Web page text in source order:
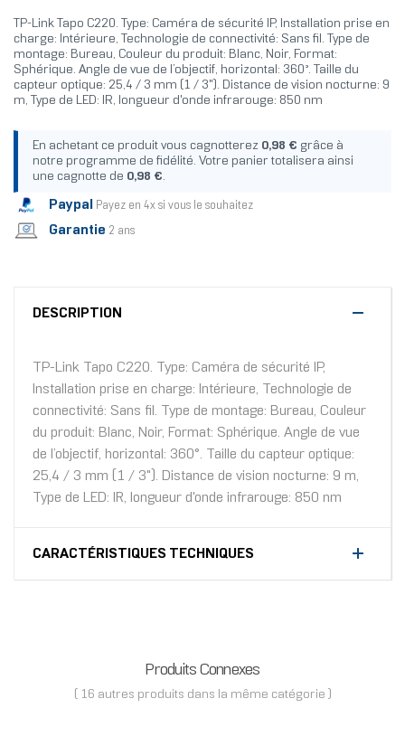
TP-Link Tapo C220. Type: Caméra de sécurité IP, Installation prise en
charge: Intérieure, Technologie de connectivité: Sans fil. Type de
montage: Bureau, Couleur du produit: Blanc, Noir, Format:
Sphérique. Angle de vue de l’objectif, horizontal: 360°. Taille du
capteur optique: 25,4 / 3 mm (1 / 3"). Distance de vision nocturne: 9
m, Type de LED: IR, longueur d'onde infrarouge: 850 nm
En achetant ce produit vous cagnotterez 0,98 € grâce à
notre programme de fidélité. Votre panier totalisera ainsi
une cagnotte de 0,98 €.
Paypal Payez en 4x si vous le souhaitez
Garantie 2 ans
DESCRIPTION
TP-Link Tapo C220. Type: Caméra de sécurité IP,
Installation prise en charge: Intérieure, Technologie de
connectivité: Sans fil. Type de montage: Bureau, Couleur
du produit: Blanc, Noir, Format: Sphérique. Angle de vue
de l’objectif, horizontal: 360°. Taille du capteur optique:
25,4 / 3 mm (1 / 3"). Distance de vision nocturne: 9 m,
Type de LED: IR, longueur d'onde infrarouge: 850 nm
CARACTÉRISTIQUES TECHNIQUES
Produits Connexes
( 16 autres produits dans la même catégorie )